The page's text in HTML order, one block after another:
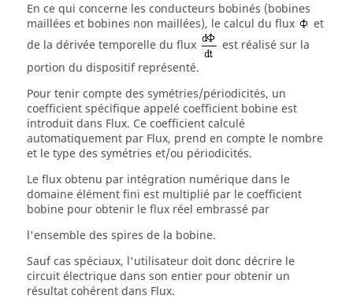
En ce qui concerne les conducteurs bobinés (bobines
maillées et bobines non maillées), le calcul du flux
et
de la dérivée temporelle du flux
est réalisé sur la
portion du dispositif représenté.
Pour tenir compte des symétries/périodicités, un
coefficient spécifique appelé coefficient bobine est
introduit dans Flux. Ce coefficient calculé
automatiquement par Flux, prend en compte le nombre
et le type des symétries et/ou périodicités.
Le flux obtenu par intégration numérique dans le
domaine élément fini est multiplié par le coefficient
bobine pour obtenir le flux réel embrassé par
l'ensemble des spires de la bobine.
Sauf cas spéciaux, l'utilisateur doit donc décrire le
circuit électrique dans son entier pour obtenir un
résultat cohérent dans Flux.